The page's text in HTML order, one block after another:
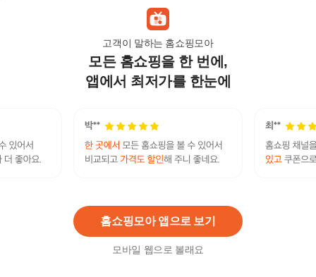
고객이 말하는 홈쇼핑모아
모든 홈쇼핑을 한 번에,
앱에서 최저가를 한눈에
홈쇼핑모아 앱으로 보기
모바일 웹으로 볼래요
미마 크레오+밀리 유모차 SET 절충형+휴대용 (색
상 선택)
1,490,000 원
미마 보건용마스크 초소형 검정 120개입(KF80)